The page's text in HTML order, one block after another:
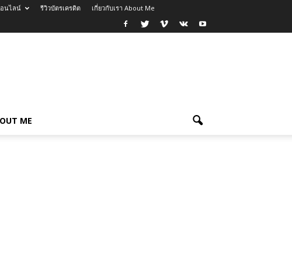
นไลน์ รีวิวบัตรเครดิต เกี่ยวกับเรา About Me
ME